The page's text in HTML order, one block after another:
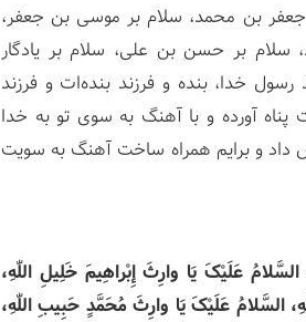
بن محمد، سلام بر موسی بن جعفر،
بر حسن بن علی، سلام بر یادگار
رسول خدا، بنده و فرزند بنده‌ات و فرزند
آورده و با آهنگ به سوی تو به خدا
داد و برایم همراه ساخت آهنگ به سویت
عَلَیْکَ یَا وارِثَ إِبْراهِیمَ خَلِیلِ اللّٰهِ،
السَّلامُ عَلَیْکَ یَا وارِثَ مُحَمَّدٍ حَبِیبِ اللّٰهِ،